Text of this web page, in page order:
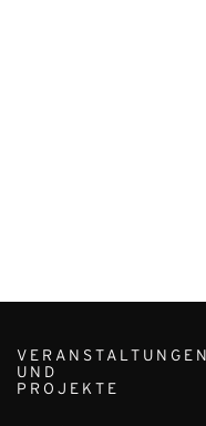
VERANSTALTUNGEN
UND
PROJEKTE